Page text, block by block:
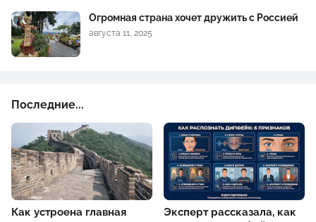
Огромная страна хочет дружить с Россией
августа 11, 2025
Последние...
Как устроена главная
Эксперт рассказала, как